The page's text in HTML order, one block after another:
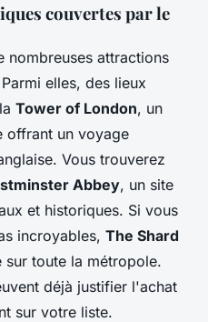
couvertes par le
nombreuses attractions
elles, des lieux
Tower of London, un
offrant un voyage
Vous trouverez
Abbey, un site
et historiques. Si vous
incroyables, The Shard
toute la métropole.
déjà justifier l'achat
sur votre liste.